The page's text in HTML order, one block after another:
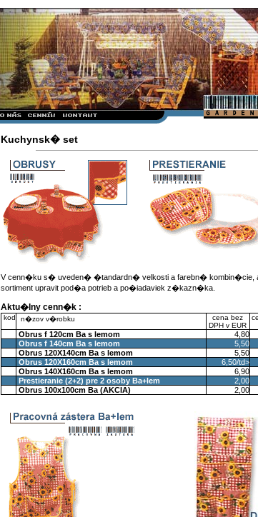
Kuchynsk� set
V cenn�ku s� uveden� �tandardn� velkosti a farebn�
sortiment upravit pod�a potrieb a po�iadaviek z�kazn�ka.
Aktu�lny cenn�k :
kod n�zov v�robku
cena bez
DPH v EUR
Obrus f 120cm Ba s lemom 4,80
Obrus f 140cm Ba s lemom
5,50
Obrus 120X140cm Ba s lemom
5,50
Obrus 120X160cm Ba s lemom
6,50/td>
Obrus 140X160cm Ba s lemom
6,90
Prestieranie (2+2) pre 2 osoby Ba+lem
2,00
Obrus 100x100cm Ba (AKCIA)
2,00